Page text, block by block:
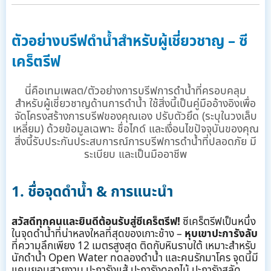
ตัวอย่างบรีฟดำน้ำสำหรับผู้เชี่ยวชาญ – ซี
เคร็ตรีฟ
นี่คือเทมเพลต/ตัวอย่างการบรีฟการดำน้ำที่ครอบคลุม
สำหรับผู้เชี่ยวชาญด้านการดำน้ำ ใช้สิ่งนี้เป็นคู่มืออ้างอิงเพื่อ
จัดโครงสร้างการบรีฟของคุณเอง ปรับตัวยึด (ระบุในวงเล็บ
เหลี่ยม) ด้วยข้อมูลเฉพาะ ชื่อไกด์ และเงื่อนไขปัจจุบันของคุณ
สิ่งนี้รับประกันประสบการณ์การบรีฟการดำน้ำที่ปลอดภัย มี
ระเบียบ และเป็นมืออาชีพ
1. ชื่อจุดดำน้ำ & การแนะนำ
สวัสดีทุกคนและยินดีต้อนรับสู่ซีเคร็ตรีฟ!ซีเคร็ตรีฟเป็นหนึ่ง
ในจุดดำน้ำที่น่าหลงใหลที่สุดของเกาะช้าง – หุบเขาปะการังลับ
ที่ความลึกเพียง 12 เมตรสูงสุด ติดกับหินราบใต้ เหมาะสำหรับ
นักดำน้ำ Open Water ทดลองดำน้ำ และคนรักมาโคร จุดนี้มี